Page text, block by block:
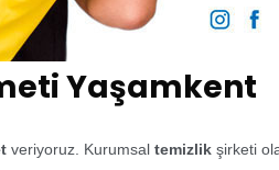
Yaşamkent
veriyoruz. Kurumsal temizlik şirketi